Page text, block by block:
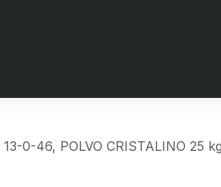
0-46, POLVO CRISTALINO 25